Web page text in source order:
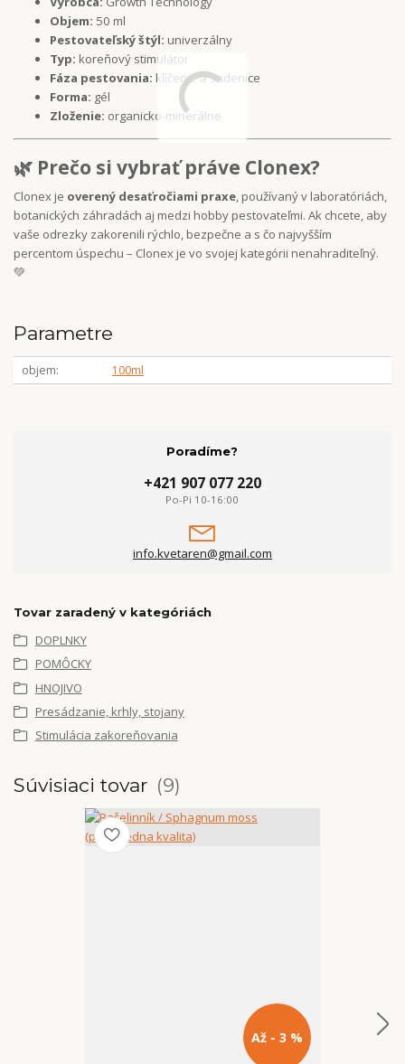
Objem: 50 ml
Pestovateľský štýl: univerzálny
Typ: koreňový stimulátor
Fáza pestovania: klíčenie a sadenice
Forma: gél
Zloženie: organicko-minerálne
🌿 Prečo si vybrať práve Clonex?
Clonex je overený desaťročiami praxe, používaný v laboratóriách,
botanických záhradách aj medzi hobby pestovateľmi. Ak chcete, aby
vaše odrezky zakorenili rýchlo, bezpečne a s čo najvyšším
percentom úspechu – Clonex je vo svojej kategórii nenahraditeľný.
💚
Parametre
objem 100ml
Poradíme?
+421 907 077 220
Po-Pi 10-16:00
info.kvetaren@gmail.com
Tovar zaradený v kategóriách
DOPLNKY
POMÔCKY
HNOJIVO
Presádzanie, krhly, stojany
Stimulácia zakoreňovania
Súvisiaci tovar 9
Až - 3 %